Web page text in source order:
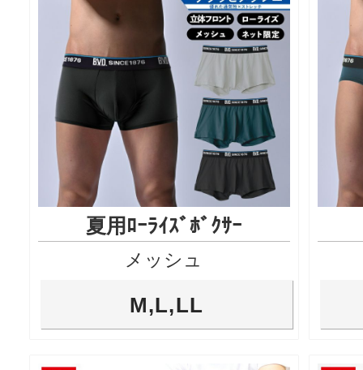
夏用ﾛｰﾗｲｽﾞﾎﾞｸｻｰ
メッシュ
M,L,LL